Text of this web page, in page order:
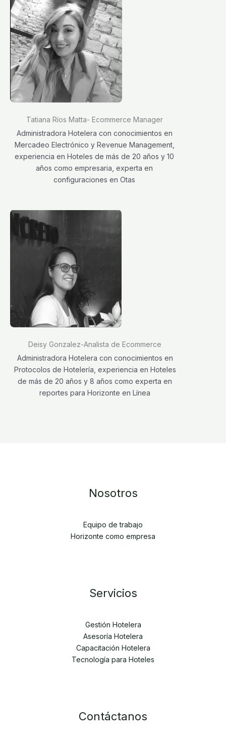
Tatiana Ríos Matta- Ecommerce Manager
Administradora Hotelera con conocimientos en
Mercadeo Electrónico y Revenue Management,
experiencia en Hoteles de más de 20 años y 10
años como empresaria, experta en
configuraciones en Otas
Deisy Gonzalez-Analista de Ecommerce
Administradora Hotelera con conocimientos en
Protocolos de Hotelería, experiencia en Hoteles
de más de 20 años y 8 años como experta en
reportes para Horizonte en Línea
Nosotros
Equipo de trabajo
Horizonte como empresa
Servicios
Gestión Hotelera
Asesoría Hotelera
Capacitación Hotelera
Tecnología para Hoteles
Contáctanos